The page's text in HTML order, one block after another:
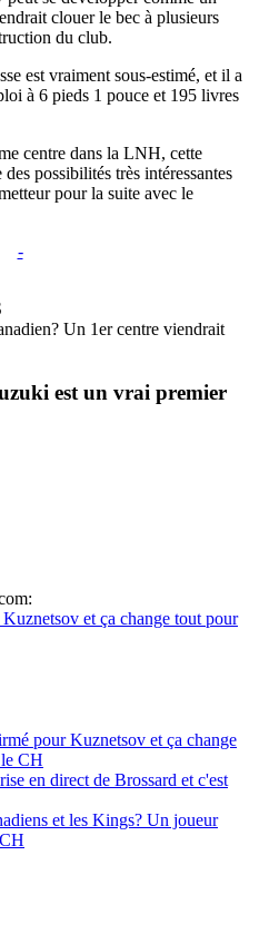
clouer le bec à plusieurs
du club.
est vraiment sous-estimé, et il a
à 6 pieds 1 pouce et 195 livres
centre dans la LNH, cette
possibilités très intéressantes
pour la suite avec le
-
Un 1er centre viendrait
est un vrai premier
et ça change tout pour
pour Kuznetsov et ça change
CH
en direct de Brossard et c'est
et les Kings? Un joueur